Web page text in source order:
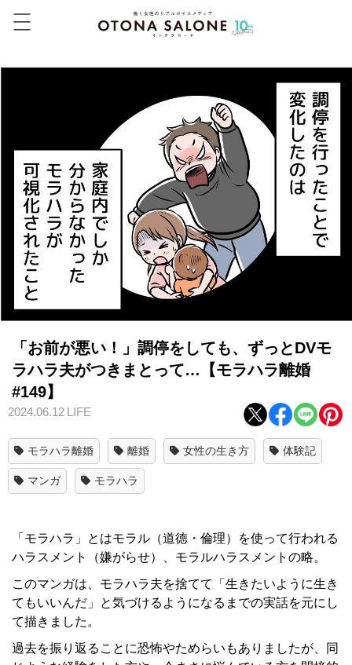
「お前が悪い！」調停をしても、ずっとDVモ
ラハラ夫がつきまとって…【モラハラ離婚
#149】
2024.06.12 LIFE
モラハラ離婚 離婚 女性の生き方 体験記
マンガ モラハラ
「モラハラ」とはモラル（道徳・倫理）を使って行われる
ハラスメント（嫌がらせ）、モラルハラスメントの略。
このマンガは、モラハラ夫を捨てて「生きたいように生き
てもいいんだ」と気づけるようになるまでの実話を元にし
て描きました。
過去を振り返ることに恐怖やためらいもありましたが、同